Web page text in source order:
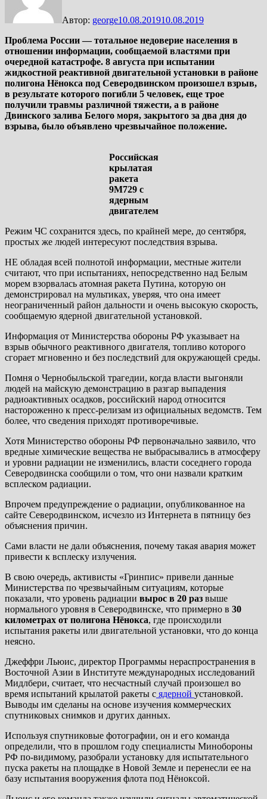
Автор: george10.08.201910.08.2019
Проблема России — тотальное недоверие населения в
отношении информации, сообщаемой властями при
очередной катастрофе. 8 августа при испытании
жидкостной реактивной двигательной установки в районе
полигона Нёнокса под Северодвинском произошел взрыв,
в результате которого погибли 5 человек, еще трое
получили травмы различной тяжести, а в районе
Двинского залива Белого моря, закрытого за два дня до
взрыва, было объявлено чрезвычайное положение.
Российская
крылатая
ракета
9M729 с
ядерным
двигателем
Режим ЧС сохранится здесь, по крайней мере, до сентября,
простых же людей интересуют последствия взрыва.
НЕ обладая всей полнотой информации, местные жители
считают, что при испытаниях, непосредственно над Белым
морем взорвалась атомная ракета Путина, которую он
демонстрировал на мультиках, уверяя, что она имеет
неограниченный район дальности и очень высокую скорость,
сообщаемую ядерной двигательной установкой.
Информация от Министерства обороны РФ указывает на
взрыв обычного реактивного двигателя, топливо которого
сгорает мгновенно и без последствий для окружающей среды.
Помня о Чернобыльской трагедии, когда власти выгоняли
людей на майскую демонстрацию в разгар выпадения
радиоактивных осадков, российский народ относится
настороженно к пресс-релизам из официальных ведомств. Тем
более, что сведения приходят противоречивые.
Хотя Министерство обороны РФ первоначально заявило, что
вредные химические вещества не выбрасывались в атмосферу
и уровни радиации не изменились, власти соседнего города
Северодвинска сообщили о том, что они назвали кратким
всплеском радиации.
Впрочем предупреждение о радиации, опубликованное на
сайте Северодвинском, исчезло из Интернета в пятницу без
объяснения причин.
Сами власти не дали объяснения, почему такая авария может
привести к всплеску излучения.
В свою очередь, активисты «Гринпис» привели данные
Министерства по чрезвычайным ситуациям, которые
показали, что уровень радиации вырос в 20 раз выше
нормального уровня в Северодвинске, что примерно в 30
километрах от полигона Нёнокса, где происходили
испытания ракеты или двигательной установки, что до конца
неясно.
Джеффри Льюис, директор Программы нераспространения в
Восточной Азии в Институте международных исследований
Мидлбери, считает, что несчастный случай произошел во
время испытаний крылатой ракеты с ядерной установкой.
Выводы им сделаны на основе изучения коммерческих
спутниковых снимков и других данных.
Используя спутниковые фотографии, он и его команда
определили, что в прошлом году специалисты Минобороны
РФ по-видимому, разобрали установку для испытательного
пуска ракеты на площадке в Новой Земле и перенесли ее на
базу испытания вооружения флота под Нёноксой.